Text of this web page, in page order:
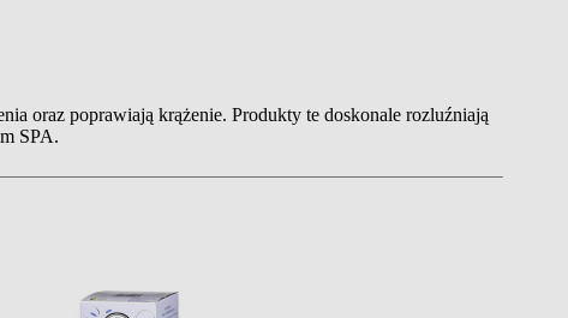
oraz poprawiają krążenie. Produkty te doskonale rozluźniają
SPA.